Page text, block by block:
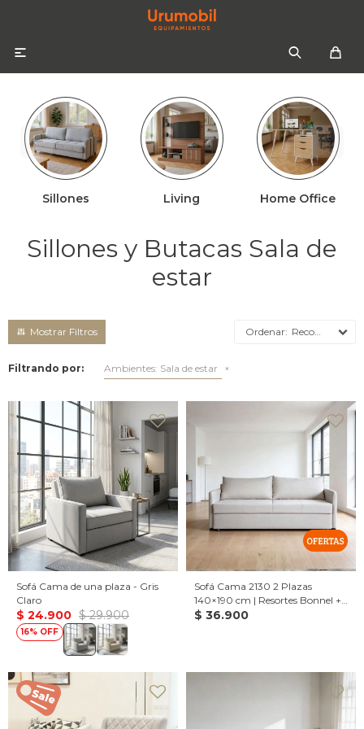

Sillones Living Home Office
Sillones y Butacas Sala de
estar
Recomendados
Filtrando por: Ambientes: Sala de estar
Sofá Cama de una plaza - Gris
Claro
$ 24.900 $ 29.900
16
Sofá Cama 2130 2 Plazas
140×190 cm | Resortes Bonnel +
Espuma D28
$ 36.900
Colchones
Mesas de luz